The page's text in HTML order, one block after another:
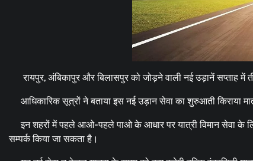
रायपुर, अंबिकापुर और बिलासपुर को जोड़ने वाली नई उड़ानें सप्ताह में
आधिकारिक सूत्रों ने बताया इस नई उड़ान सेवा का शुरुआती किराया
इन शहरों में पहले आओ-पहले पाओ के आधार पर यात्री विमान सेवा के
सम्पर्क किया जा सकता है।